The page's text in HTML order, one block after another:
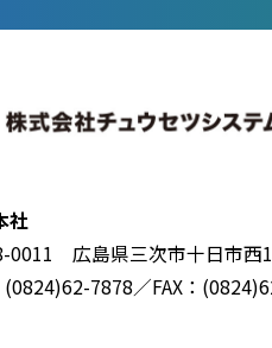
社
0011 広島県三次市十日市西
(0824)62-7878／FAX：